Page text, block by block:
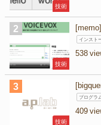
技術
技術
インスト
538
技術
プログラ
409